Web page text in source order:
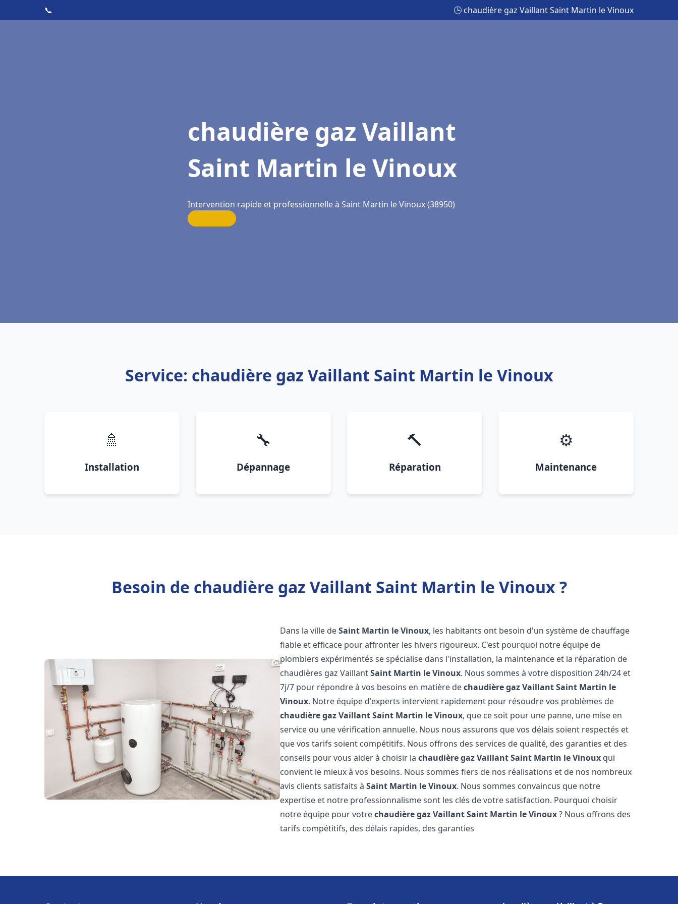
📞 🕒 chaudière gaz Vaillant Saint Martin le Vinoux
chaudière gaz Vaillant
Saint Martin le Vinoux
Intervention rapide et professionnelle à Saint Martin le Vinoux (38950)
Service: chaudière gaz Vaillant Saint Martin le Vinoux
🚿
Installation
🔧
Dépannage
🔨
Réparation
⚙️
Maintenance
Besoin de chaudière gaz Vaillant Saint Martin le Vinoux ?
Dans la ville deSaint Martin le Vinoux, les habitants ont besoin d'un système de chauffage
fiable et efficace pour affronter les hivers rigoureux. C'est pourquoi notre équipe de
plombiers expérimentés se spécialise dans l'installation, la maintenance et la réparation de
chaudières gaz VaillantSaint Martin le Vinoux. Nous sommes à votre disposition 24h/24 et
7j/7 pour répondre à vos besoins en matière dechaudière gaz VaillantSaint Martin le
Vinoux. Notre équipe d'experts intervient rapidement pour résoudre vos problèmes de
chaudière gaz VaillantSaint Martin le Vinoux, que ce soit pour une panne, une mise en
service ou une vérification annuelle. Nous nous assurons que vos délais soient respectés et
que vos tarifs soient compétitifs. Nous offrons des services de qualité, des garanties et des
conseils pour vous aider à choisir lachaudière gaz VaillantSaint Martin le Vinoux qui
convient le mieux à vos besoins. Nous sommes fiers de nos réalisations et de nos nombreux
avis clients satisfaits àSaint Martin le Vinoux. Nous sommes convaincus que notre
expertise et notre professionnalisme sont les clés de votre satisfaction. Pourquoi choisir
notre équipe pour votrechaudière gaz VaillantSaint Martin le Vinoux? Nous offrons des
tarifs compétitifs, des délais rapides, des garanties